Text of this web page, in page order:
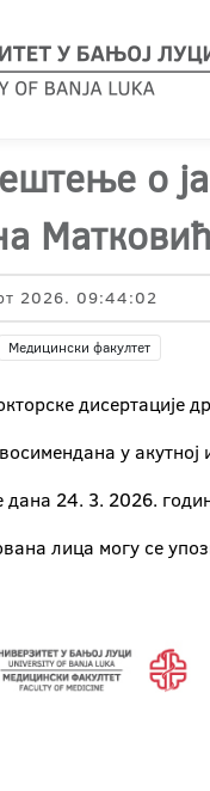
о
2026. 09:44:02
Медицински факултет
дисертације
у акутној
дана 24. 3. 2026.
лица могу се